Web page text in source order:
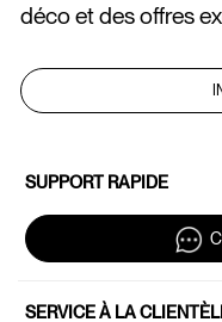
déco et des offres
SUPPORT RAPIDE
SERVICE À LA